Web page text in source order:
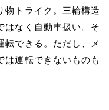
物トライク。三輪構造
はなく自動車扱い。そ
転できる。ただし、メ
は運転できないものも